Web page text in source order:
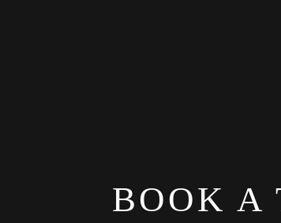
BOOK A